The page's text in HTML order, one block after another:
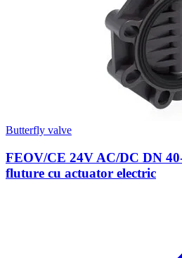
Butterfly valve
FEOV/CE 24V AC/DC DN
fluture cu actuator electric